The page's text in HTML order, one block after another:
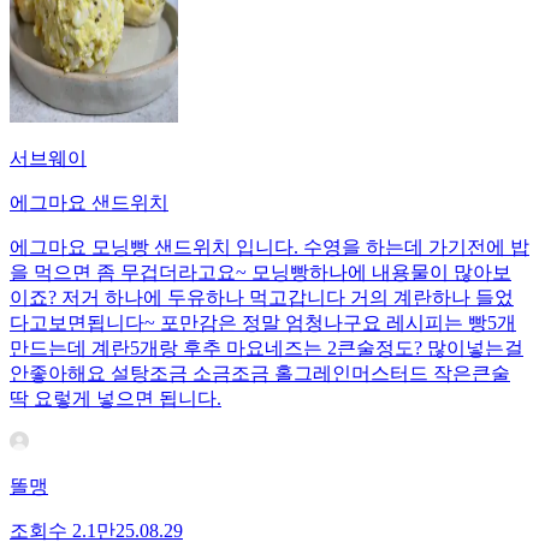
서브웨이
에그마요 샌드위치
에그마요 모닝빵 샌드위치 입니다. 수영을 하는데 가기전에 밥
을 먹으면 좀 무겁더라고요~ 모닝빵하나에 내용물이 많아보
이죠? 저거 하나에 두유하나 먹고갑니다 거의 계란하나 들었
다고보면됩니다~ 포만감은 정말 엄청나구요 레시피는 빵5개
만드는데 계란5개랑 후추 마요네즈는 2큰술정도? 많이넣는걸
안좋아해요 설탕조금 소금조금 홀그레인머스터드 작은큰술
딱 요렇게 넣으면 됩니다.
똘맹
조회수 2.1만25.08.29